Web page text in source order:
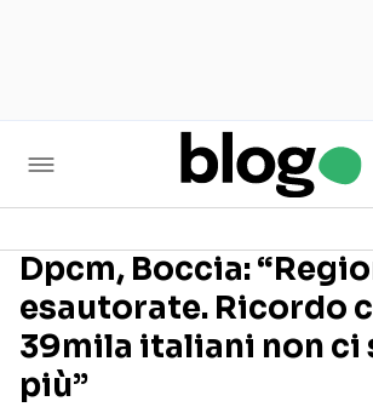
Seguici sui social
Dpcm, Boccia:
esautorate. Ricordo
39mila italiani non ci
più”